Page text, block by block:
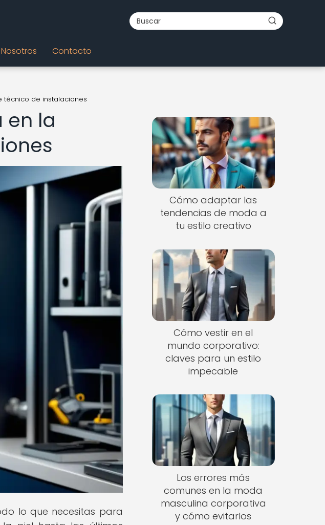
Contacto
técnico de instalaciones
en la
lo que necesitas para
Cómo adaptar las
tendencias de moda a
tu estilo creativo
Cómo vestir en el
mundo corporativo:
claves para un estilo
impecable
Los errores más
comunes en la moda
masculina corporativa
y cómo evitarlos